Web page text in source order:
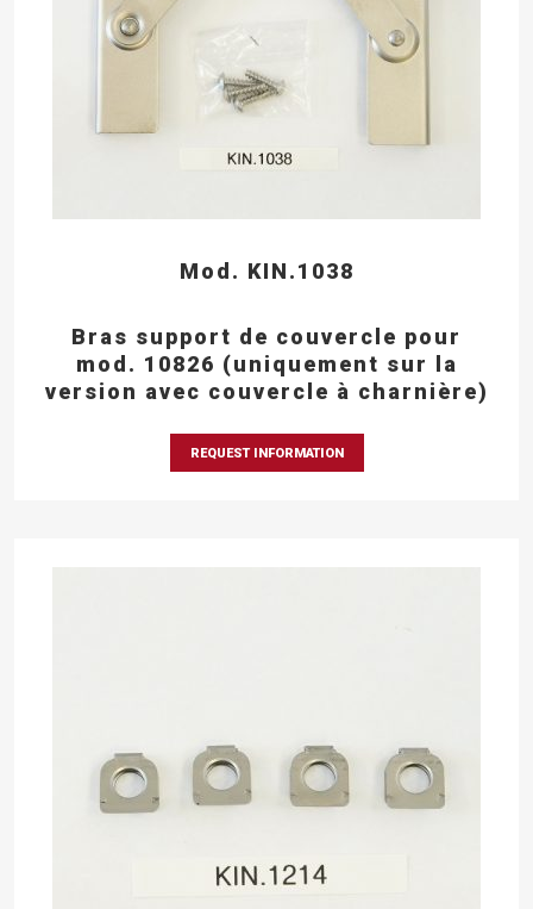
Mod. KIN.1038
Bras support de couvercle pour
mod. 10826 (uniquement sur la
version avec couvercle à charnière)
REQUEST INFORMATION